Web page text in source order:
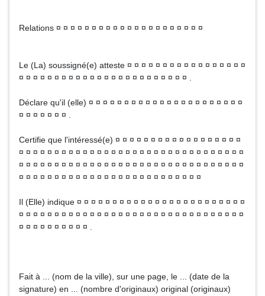
Relations ¤ ¤ ¤ ¤ ¤ ¤ ¤ ¤ ¤ ¤ ¤ ¤ ¤ ¤ ¤ ¤ ¤ ¤ ¤ ¤ ¤
Le (La) soussigné(e) atteste ¤ ¤ ¤ ¤ ¤ ¤ ¤ ¤ ¤ ¤ ¤ ¤ ¤ ¤ ¤ ¤ ¤
¤ ¤ ¤ ¤ ¤ ¤ ¤ ¤ ¤ ¤ ¤ ¤ ¤ ¤ ¤ ¤ ¤ ¤ ¤ ¤ ¤ ¤ ¤ ¤ .
Déclare qu'il (elle) ¤ ¤ ¤ ¤ ¤ ¤ ¤ ¤ ¤ ¤ ¤ ¤ ¤ ¤ ¤ ¤ ¤ ¤ ¤ ¤ ¤ ¤
¤ ¤ ¤ ¤ ¤ ¤ ¤ .
Certifie que l'intéressé(e) ¤ ¤ ¤ ¤ ¤ ¤ ¤ ¤ ¤ ¤ ¤ ¤ ¤ ¤ ¤ ¤ ¤ ¤
¤ ¤ ¤ ¤ ¤ ¤ ¤ ¤ ¤ ¤ ¤ ¤ ¤ ¤ ¤ ¤ ¤ ¤ ¤ ¤ ¤ ¤ ¤ ¤ ¤ ¤ ¤ ¤ ¤ ¤ ¤ ¤
¤ ¤ ¤ ¤ ¤ ¤ ¤ ¤ ¤ ¤ ¤ ¤ ¤ ¤ ¤ ¤ ¤ ¤ ¤ ¤ ¤ ¤ ¤ ¤ ¤ ¤ ¤ ¤ ¤ ¤ ¤ ¤
¤ ¤ ¤ ¤ ¤ ¤ ¤ ¤ ¤ ¤ ¤ ¤ ¤ ¤ ¤ ¤ ¤ ¤ ¤ ¤ ¤ ¤ ¤ ¤ ¤ ¤
Il (Elle) indique ¤ ¤ ¤ ¤ ¤ ¤ ¤ ¤ ¤ ¤ ¤ ¤ ¤ ¤ ¤ ¤ ¤ ¤ ¤ ¤ ¤ ¤ ¤ ¤
¤ ¤ ¤ ¤ ¤ ¤ ¤ ¤ ¤ ¤ ¤ ¤ ¤ ¤ ¤ ¤ ¤ ¤ ¤ ¤ ¤ ¤ ¤ ¤ ¤ ¤ ¤ ¤ ¤ ¤ ¤ ¤
¤ ¤ ¤ ¤ ¤ ¤ ¤ ¤ ¤ ¤ .
Fait à ... (nom de la ville), sur une page, le ... (date de la
signature) en ... (nombre d'originaux) original (originaux)